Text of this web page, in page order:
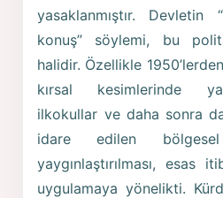
yasaklanmıştır.
konuş” söylemi, bu
halidir. Özellikle
kırsal kesimlerinde
ilkokullar ve daha sonra
idare edilen
yaygınlaştırılması, esas
uygulamaya yönelikti.